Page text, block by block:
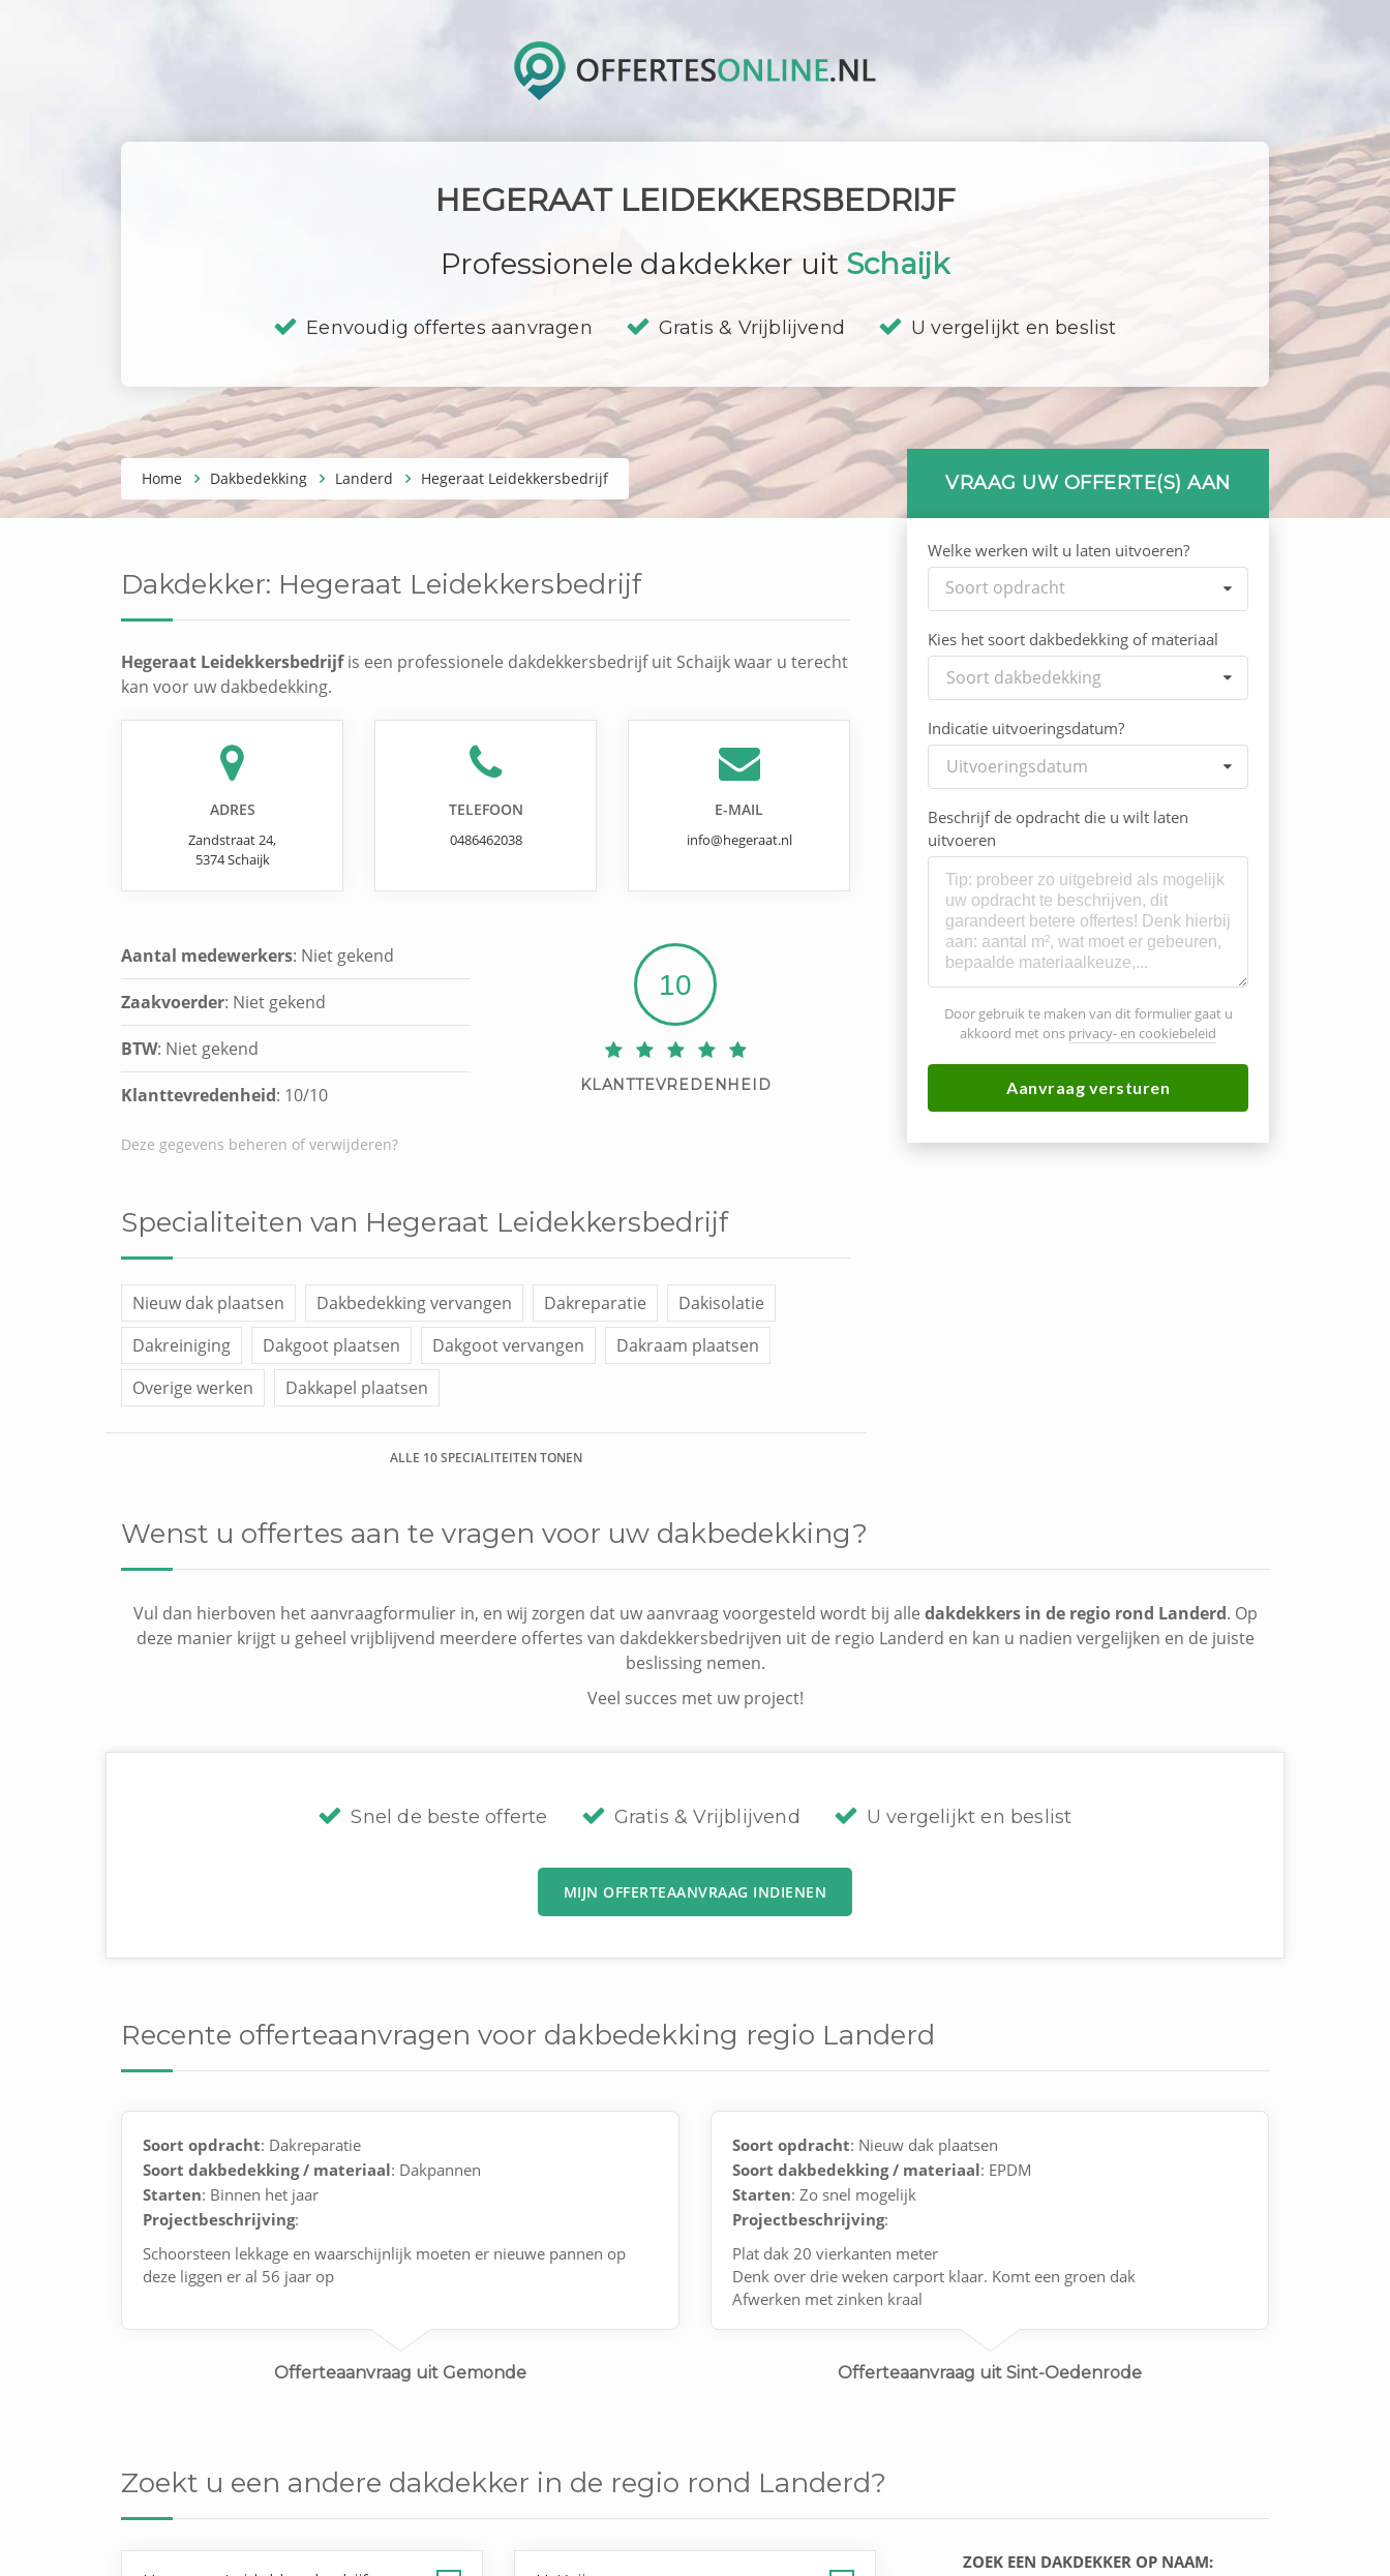
HEGERAAT LEIDEKKERSBEDRIJF
Professionele dakdekker uit Schaijk
Eenvoudig offertes aanvragen Gratis & Vrijblijvend U vergelijkt en beslist
VRAAG UW OFFERTE(S) AAN
Home Dakbedekking Landerd Hegeraat Leidekkersbedrijf
Welke werken wilt u laten uitvoeren?
Soort opdracht
Kies het soort dakbedekking of materiaal
Soort dakbedekking
Indicatie uitvoeringsdatum?
Uitvoeringsdatum
Beschrijf de opdracht die u wilt laten
uitvoeren
Door gebruik te maken van dit formulier gaat u
akkoord met ons privacy- en cookiebeleid
Aanvraag versturen
Dakdekker: Hegeraat Leidekkersbedrijf
Hegeraat Leidekkersbedrijfis een professionele dakdekkersbedrijf uit Schaijk waar u terecht
kan voor uw dakbedekking.
ADRES
Zandstraat 24,
5374Schaijk
TELEFOON
0486462038
E-MAIL
info@hegeraat.nl
Aantal medewerkers: Niet gekend
Zaakvoerder: Niet gekend
BTW: Niet gekend
Klanttevredenheid: 10/10
10
KLANTTEVREDENHEID
Deze gegevens beheren of verwijderen?
Specialiteiten van Hegeraat Leidekkersbedrijf
Nieuw dak plaatsen Dakbedekking vervangen Dakreparatie
Dakisolatie
Dakreiniging
Dakgoot plaatsen Dakgoot vervangen
Dakraam plaatsen
Overige werken
Dakkapel plaatsen
ALLE 10 SPECIALITEITEN TONEN
Wenst u offertes aan te vragen voor uw dakbedekking?
Vul dan hierboven het aanvraagformulier in, en wij zorgen dat uw aanvraag voorgesteld wordt bij alle dakdekkers in de regio rond Landerd. Op
deze manier krijgt u geheel vrijblijvend meerdere offertes van dakdekkersbedrijven uit de regio Landerd en kan u nadien vergelijken en de juiste
beslissing nemen.
Veel succes met uw project!
Snel de beste offerte Gratis & Vrijblijvend U vergelijkt en beslist
MIJN OFFERTEAANVRAAG INDIENEN
Recente offerteaanvragen voor dakbedekking regio Landerd
Soort opdracht: Dakreparatie
Soort dakbedekking / materiaal: Dakpannen
Starten: Binnen het jaar
Projectbeschrijving:
Schoorsteen lekkage en waarschijnlijk moeten er nieuwe pannen op
deze liggen er al 56 jaar op
Offerteaanvraag uit Gemonde
Soort opdracht: Nieuw dak plaatsen
Soort dakbedekking / materiaal: EPDM
Starten: Zo snel mogelijk
Projectbeschrijving:
Plat dak 20 vierkanten meter
Denk over drie weken carport klaar. Komt een groen dak
Afwerken met zinken kraal
Offerteaanvraag uit Sint-Oedenrode
Zoekt u een andere dakdekker in de regio rond Landerd?
ZOEK EEN DAKDEKKER OP NAAM: